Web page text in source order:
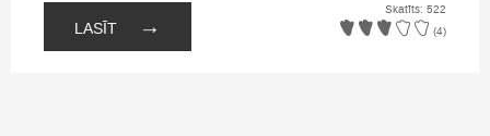
LASĪT →
Skatīts: 522
(4)